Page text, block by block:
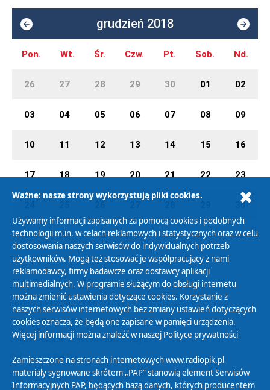
grudzień 2018
Pon. Wt. Śr. Czw. Pt. Sob. Nd.
26 27 28 29 30 01 02
03 04 05 06 07 08 09
10 11 12 13 14 15 16
17 18 19 20 21 22 23
30
31 01 02 03 04 05 06
Polityka Prywatności
Zasady korzystania z Serwisu
Organizacje Pożytku Publicznego
Cyfryzacja DAB+
Polityka ochrony danych osobowych
Ważne: nasze strony wykorzystują pliki cookies.
Używamy informacji zapisanych za pomocą cookies i podobnych
technologii m.in. w celach reklamowych i statystycznych oraz w celu
dostosowania naszych serwisów do indywidualnych potrzeb
użytkowników. Mogą też stosować je współpracujący z nami
reklamodawcy, firmy badawcze oraz dostawcy aplikacji
multimedialnych. W programie służącym do obsługi internetu
można zmienić ustawienia dotyczące cookies. Korzystanie z
naszych serwisów internetowych bez zmiany ustawień dotyczących
cookies oznacza, że będą one zapisane w pamięci urządzenia.
Więcej informacji można znaleźć w naszej Polityce prywatności
Zamieszczone na stronach internetowych www.radiopik.pl
materiały sygnowane skrótem „PAP” stanowią element Serwisów
Informacyjnych PAP, będących bazą danych, których producentem